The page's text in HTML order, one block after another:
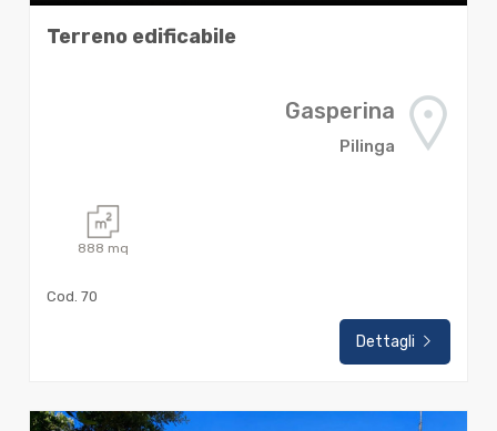
Terreno edificabile
Gasperina
Pilinga
888 mq
Cod. 70
Dettagli